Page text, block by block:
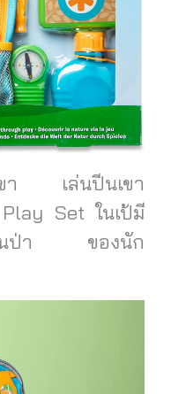
เขา เล่นปีนเขา
Set ในเป้มี
ดินป่า ของนัก